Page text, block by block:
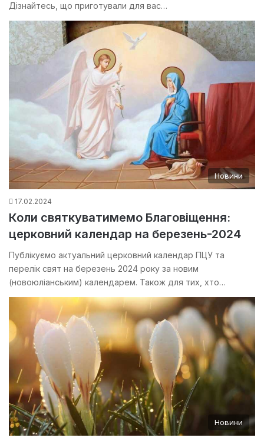
Дізнайтесь, що приготували для вас…
Новини
17.02.2024
Коли святкуватимемо Благовіщення:
церковний календар на березень-2024
Публікуємо актуальний церковний календар ПЦУ та
перелік свят на березень 2024 року за новим
(новоюліанським) календарем. Також для тих, хто…
Новини